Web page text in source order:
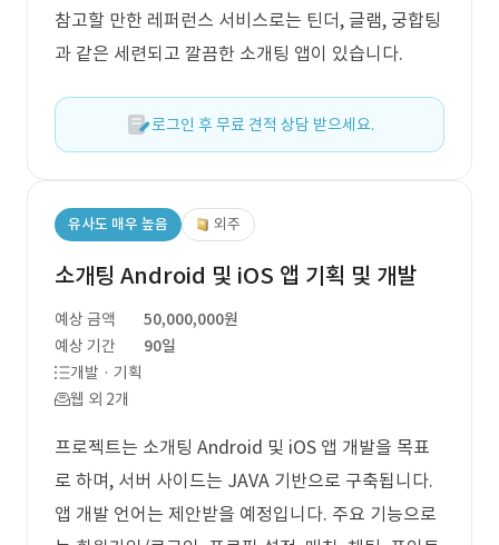
참고할 만한 레퍼런스 서비스로는 틴더, 글램, 궁합팅
과 같은 세련되고 깔끔한 소개팅 앱이 있습니다.
로그인 후 무료 견적 상담 받으세요.
유사도 매우 높음 외주
소개팅 Android 및 iOS 앱 기획 및 개발
예상 금액
50,000,000원
예상 기간
90일
개발 · 기획
웹 외 2개
프로젝트는 소개팅 Android 및 iOS 앱 개발을 목표
로 하며, 서버 사이드는 JAVA 기반으로 구축됩니다.
앱 개발 언어는 제안받을 예정입니다. 주요 기능으로